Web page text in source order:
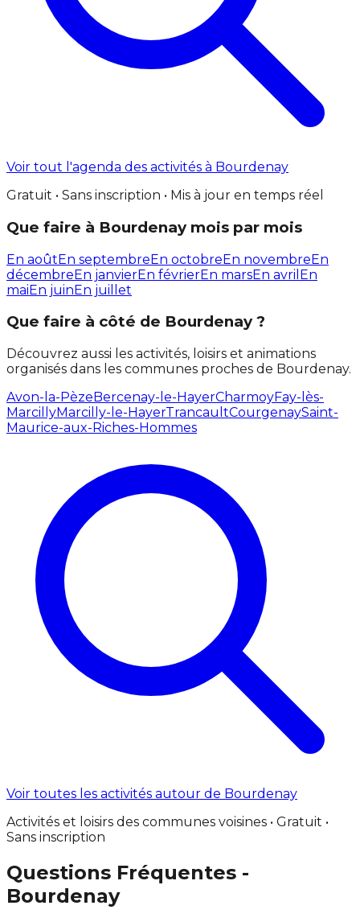
Voir tout l'agenda des activités à Bourdenay
Gratuit • Sans inscription • Mis à jour en temps réel
Que faire à Bourdenay mois par mois
En aoûtEn septembreEn octobreEn novembreEn
décembreEn janvierEn févrierEn marsEn avril En
maiEn juinEn juillet
Que faire à côté de Bourdenay ?
Découvrez aussi les activités, loisirs et animations
organisés dans les communes proches de Bourdenay.
Avon-la-PèzeBercenay-le-HayerCharmoyFay-lès-
MarcillyMarcilly-le-HayerTrancaultCourgenaySaint-
Maurice-aux-Riches-Hommes
Voir toutes les activités autour de Bourdenay
Activités et loisirs des communes voisines • Gratuit •
Sans inscription
Questions Fréquentes -
Bourdenay